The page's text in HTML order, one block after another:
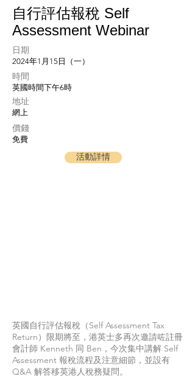
自行評估報稅 Self
Assessment Webinar
日期
2024年1月15日（一）
​時間
英國時間下午6時
地址
網上
​價錢
免費
活動詳情
英國自行評估報稅（Self Assessment Tax
Return）限期將至，港英士多再次邀請咗註冊
會計師 Kenneth 同 Ben，今次集中講解 Self
Assessment 報稅流程及注意細節，並設有
Q&A 解答移英港人稅務疑問。